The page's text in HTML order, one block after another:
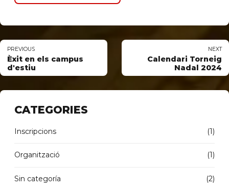
PREVIOUS
Èxit en els campus
d'estiu
NEXT
Calendari Torneig
Nadal 2024
CATEGORIES
Inscripcions (1)
Organització (1)
Sin categoría (2)